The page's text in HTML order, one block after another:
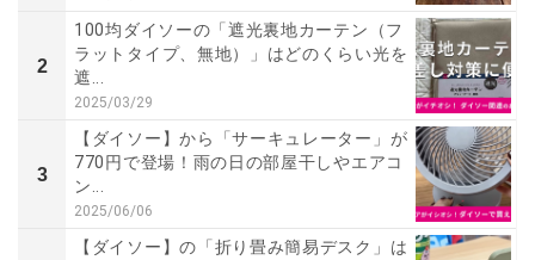
2
100均ダイソーの「遮光裏地カーテン（フ
ラットタイプ、無地）」はどのくらい光を
遮...
2025/03/29
3
【ダイソー】から「サーキュレーター」が
770円で登場！雨の日の部屋干しやエアコ
ン...
2025/06/06
【ダイソー】の「折り畳み簡易デスク」は